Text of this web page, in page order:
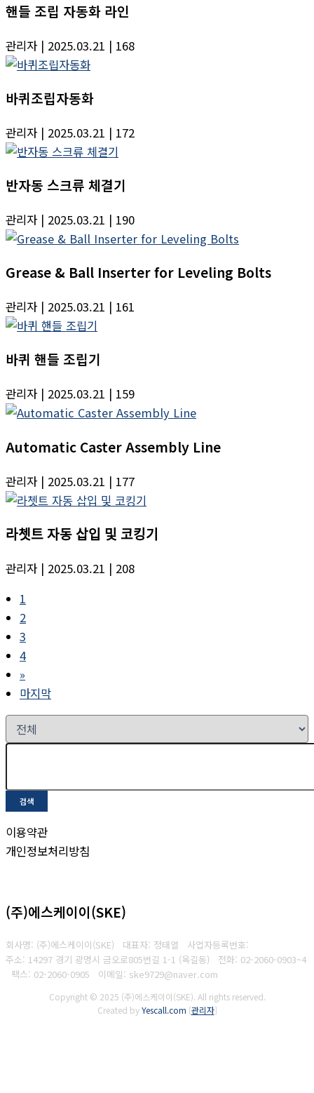
핸들 조립 자동화 라인
관리자 | 2025.03.21 | 168
바퀴조립자동화
관리자 | 2025.03.21 | 172
반자동 스크류 체결기
관리자 | 2025.03.21 | 190
Grease & Ball Inserter for Leveling Bolts
관리자 | 2025.03.21 | 161
바퀴 핸들 조립기
관리자 | 2025.03.21 | 159
Automatic Caster Assembly Line
관리자 | 2025.03.21 | 177
라쳇트 자동 삽입 및 코킹기
관리자 | 2025.03.21 | 208
1
2
3
4
»
마지막
검색
이용약관
개인정보처리방침
(주)에스케이이(SKE)
회사명: (주)에스케이이(SKE) 대표자: 정태열 사업자등록번호:
주소: 14297 경기 광명시 금오로805번길 1-1 (옥길동) 전화: 02-2060-0903~4
팩스: 02-2060-0905
이메일: ske9729@naver.com
Copyright © 2025 (주)에스케이이(SKE). All rights reserved.
Created byYescall.com [관리자]